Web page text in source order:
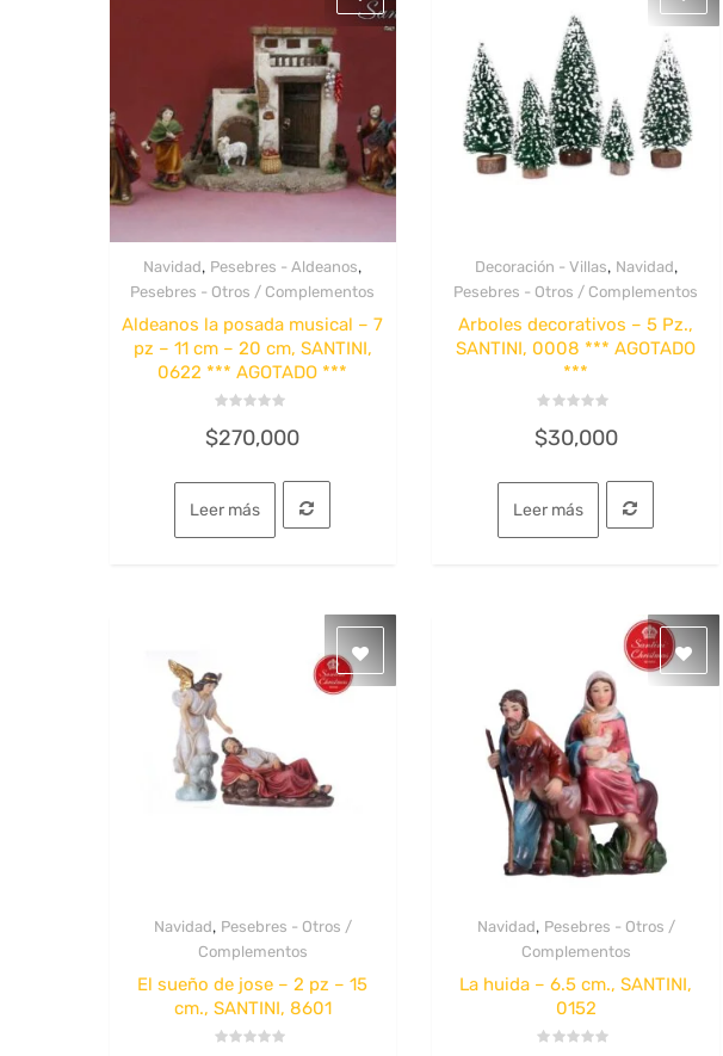
Quick View
Navidad, Pesebres - Aldeanos,
Pesebres - Otros / Complementos
Aldeanos la posada musical – 7
pz – 11 cm – 20 cm, SANTINI,
0622 *** AGOTADO ***
con
5
$270,000
Leer más
Quick View
Decoración - Villas, Navidad,
Pesebres - Otros / Complementos
Arboles decorativos – 5 Pz.,
SANTINI, 0008 *** AGOTADO
***
con
0
5
$30,000
Leer más
Quick View
Navidad, Pesebres - Otros /
Complementos
El sueño de jose – 2 pz – 15
cm., SANTINI, 8601
Quick View
Navidad, Pesebres - Otros /
Complementos
La huida – 6.5 cm., SANTINI,
0152